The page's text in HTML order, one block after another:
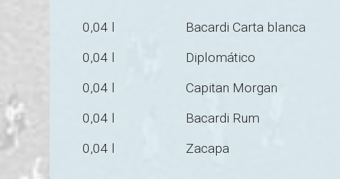
0,04 l Bacardi Carta blanca
0,04 l
Diplomático
0,04 l
Capitan Morgan
0,04 l
Bacardi Rum
0,04 l
Zacapa